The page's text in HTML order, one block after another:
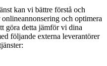
kan vi bättre förstå och
och optimera
göra detta jämför vi dina
följande externa leverantörer